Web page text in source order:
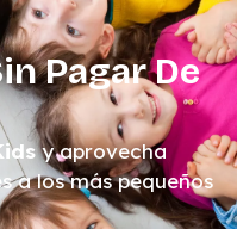
Pagar De
y aprovecha
a los más pequeños